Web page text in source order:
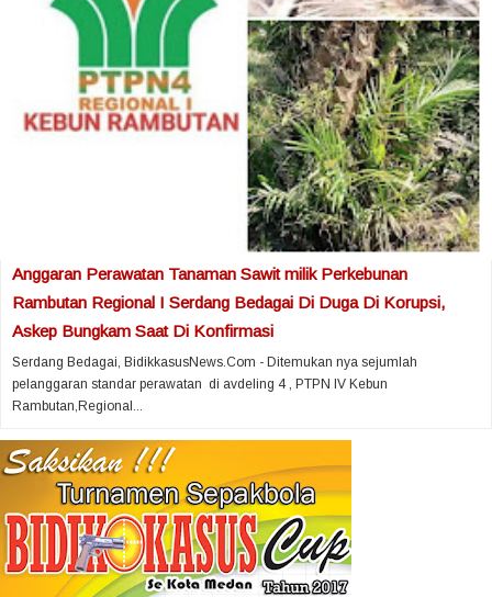
Anggaran Perawatan Tanaman Sawit milik Perkebunan
Rambutan Regional I Serdang Bedagai Di Duga Di Korupsi,
Askep Bungkam Saat Di Konfirmasi
Serdang Bedagai, BidikkasusNews.Com - Ditemukan nya sejumlah
pelanggaran standar perawatan di avdeling 4 , PTPN IV Kebun
Rambutan,Regional...